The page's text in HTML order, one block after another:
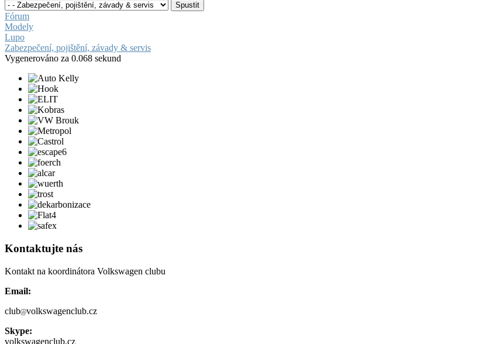
Fórum
Modely
Lupo
Zabezpečení, pojištění, závady & servis
Vygenerováno za 0.068 sekund
Kontaktujte nás
Kontakt na koordinátora Volkswagen clubu
Email:
club volkswagenclub.cz
Skype:
volkswagenclub.cz